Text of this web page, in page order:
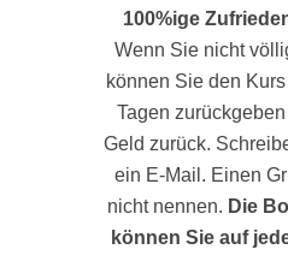
100%ige
Wenn Sie nicht
können Sie den
Tagen
Geld zurück.
ein E-Mail. Einen
nicht nennen. Die
können Sie auf